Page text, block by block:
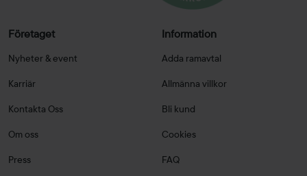
Företaget
Nyheter & event
Karriär
Kontakta Oss
Om oss
Press
Information
Adda ramavtal
Allmänna villkor
Bli kund
Cookies
FAQ